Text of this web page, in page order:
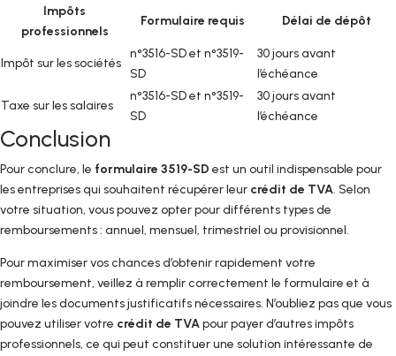
Impôts
professionnels
Formulaire requis Délai de dépôt
Impôt sur les sociétés
n°3516-SD et n°3519-
SD
30 jours avant
l’échéance
Taxe sur les salaires
n°3516-SD et n°3519-
SD
30 jours avant
l’échéance
Conclusion
Pour conclure, le formulaire 3519-SD est un outil indispensable pour
les entreprises qui souhaitent récupérer leur crédit de TVA. Selon
votre situation, vous pouvez opter pour différents types de
remboursements : annuel, mensuel, trimestriel ou provisionnel.
Pour maximiser vos chances d’obtenir rapidement votre
remboursement, veillez à remplir correctement le formulaire et à
joindre les documents justificatifs nécessaires. N’oubliez pas que vous
pouvez utiliser votre crédit de TVApour payer d’autres impôts
professionnels, ce qui peut constituer une solution intéressante de